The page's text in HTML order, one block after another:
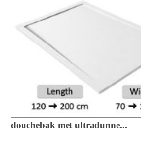
douchebak met ultradunne...